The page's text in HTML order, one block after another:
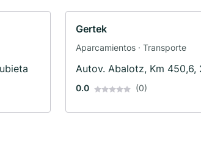
Gertek
Aparcamientos · Transporte
Autov. Abalotz, Km 450,6,
0.0 (0)